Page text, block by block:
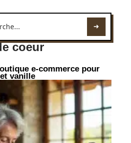
coeur
e-commerce pour
vanille